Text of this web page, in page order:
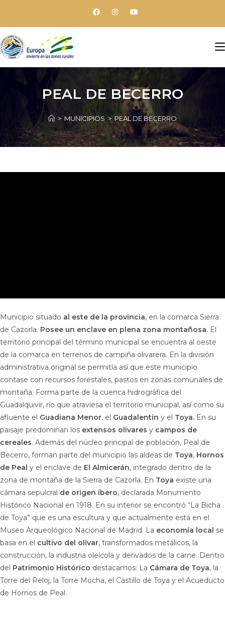
PEAL DE BECERRO
> MUNICIPIOS > PEAL DE BECERRO
Municipio situado al este de la provincia, en la comarca Sierra
de Cazorla. Posee un enclave en plena zona montañosa. El
territorio principal del término municipal se encuentra al oeste
de la comarca en terrenos de campiña olivarera. En la división
administrativa original se permitía así que este municipio
contase con recursos forestales, pastos en zonas comunales de
montaña. Forma parte de la cuenca hidrográfica del
Guadalquivir, río que atraviesa el territorio municipal, así como su
afluente el Guadiana Menor, el Guadalentín y el Toya. En su
paisaje predominan los extensos olivares y campos de
cereales. Además del núcleo principal de población, Peal de
Becerro, forman parte del municipio las aldeas de Toya, Hornos
de Peal y el enclave de El Almicerán, integrado dentro de la
zona de montaña de la Sierra de Cazorla. En Toya existe una
cámara sepulcral de origen íbero, declarada Monumento
Histórico Nacional en 1918. En su interior se encontró “La Bicha
de Toya” que es una escultura y que actualmente está en el
Museo Arqueológico Nacional de Madrid. La economía local se
basa en el cultivo del olivar, transformados metálicos, la
construcción, la industria oleícola y derivados de la carne. Dentro
del Patrimonio Histórico destacamos: La Cámara de Toya, la
Torre del Reloj, la Torre Mocha, el Castillo de Toya y el Acueducto
de Hornos de Peal.